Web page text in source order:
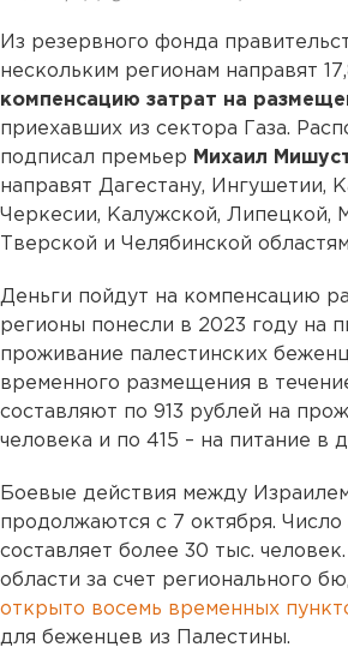
Из резервного фонда
нескольким регионам направят
компенсацию затрат на
приехавших из сектора Газа.
подписал премьер Михаил
направят Дагестану, Ингушетии,
Черкесии, Калужской, Липецкой,
Тверской и Челябинской
Деньги пойдут на компенсацию
регионы понесли в 2023 году на
проживание палестинских
временного размещения в
составляют по 913 рублей на
человека и по 415 – на питание в
Боевые действия между
продолжаются с 7 октября. Число
составляет более 30 тыс.
области за счет регионального
открыто восемь временных
для беженцев из Палестины.